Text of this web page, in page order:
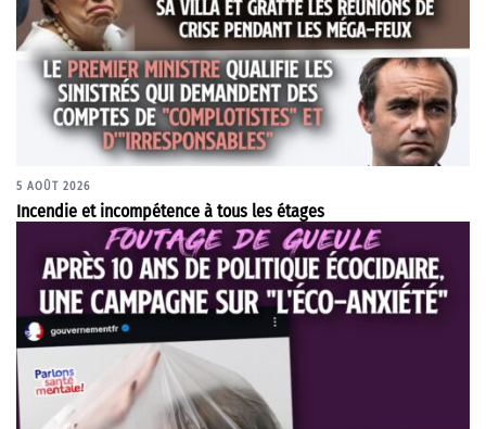
5 AOÛT 2026
Incendie et incompétence à tous les étages